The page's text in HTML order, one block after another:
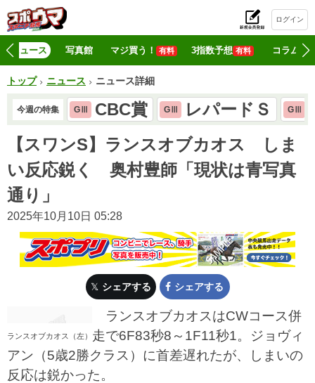
ログイン
ニュース 写真館 マジ買う！ 有料 3指数予想 有料 コラム
トップ ニュース ニュース詳細
今週の特集 GⅢ CBC賞 GⅢ レパードＳ GⅢ
【スワンS】ランスオブカオス しま
い反応鋭く 奥村豊師「現状は青写真
通り」
2025年10月10日 05:28
シェアする シェアする
ランスオブカオス（左）
ランスオブカオスはCWコース併
走で6F83秒8～1F11秒1。ジョヴィ
アン（5歳2勝クラス）に首差遅れたが、しまいの
反応は鋭かった。